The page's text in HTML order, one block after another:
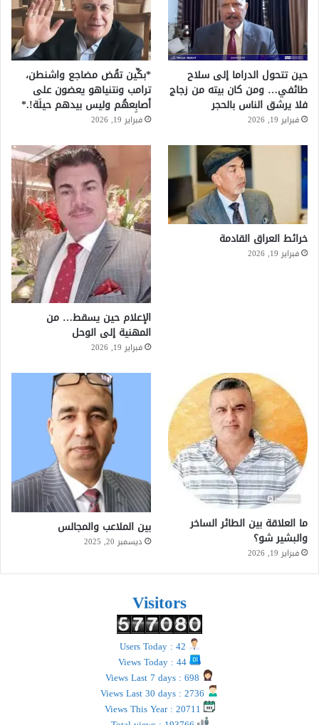
حين تتحول الدراما إلى سلاح
طائفي… ومن كان بيته من زجاج
فلا يرشق الناس بالحجر
فبراير 19, 2026
*بكِّين تقُض مضاجع واشنطن،
ترامب ونتنياهو يعضون على
أصابِعهُم وليس بيدهم حيلَة!.*
فبراير 19, 2026
خرائط العراق القادمة
فبراير 19, 2026
الإعلام حين يسقط… من
المهنية إلى الوحل
فبراير 19, 2026
ما العلاقة بين الطائر الساخر
والبشير شو؟
فبراير 19, 2026
بين الملاعب والمجالس
ديسمبر 20, 2025
Visitors